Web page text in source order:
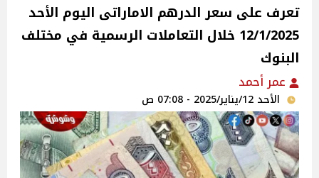
تعرف على سعر الدرهم الاماراتى اليوم الأحد
12/1/2025 خلال التعاملات الرسمية في مختلف
البنوك
عمر أحمد
الأحد 12/يناير/2025 - 07:08 ص